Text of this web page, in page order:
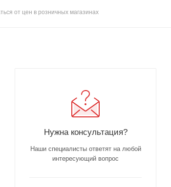
от цен в розничных магазинах
Нужна консультация?
Наши специалисты ответят на любой
интересующий вопрос